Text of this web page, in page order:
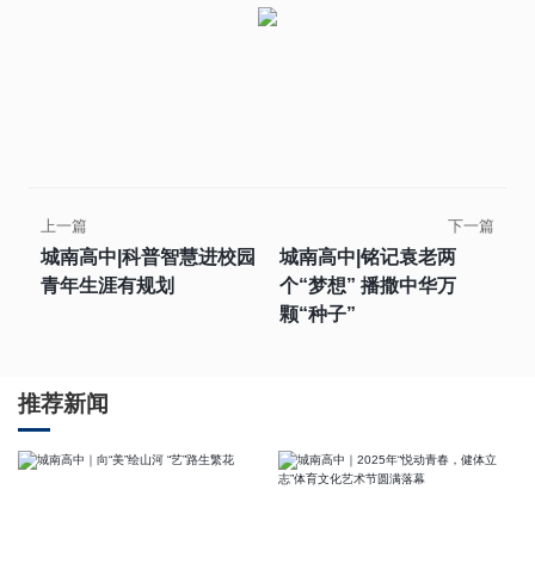
上一篇
城南高中|科普智慧进校园
青年生涯有规划
下一篇
城南高中|铭记袁老两
个“梦想” 播撒中华万
颗“种子”
推荐新闻